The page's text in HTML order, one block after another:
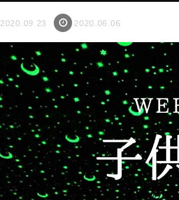
2020.09.23 2020.06.06